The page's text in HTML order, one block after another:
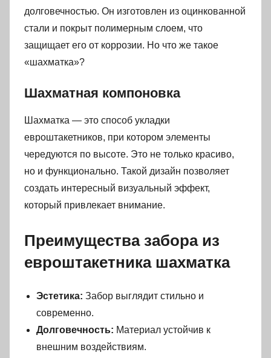
долговечностью. Он изготовлен из оцинкованной
стали и покрыт полимерным слоем, что
защищает его от коррозии. Но что же такое
«шахматка»?
Шахматная компоновка
Шахматка — это способ укладки
евроштакетников, при котором элементы
чередуются по высоте. Это не только красиво,
но и функционально. Такой дизайн позволяет
создать интересный визуальный эффект,
который привлекает внимание.
Преимущества забора из
евроштакетника шахматка
Эстетика: Забор выглядит стильно и
современно.
Долговечность: Материал устойчив к
внешним воздействиям.